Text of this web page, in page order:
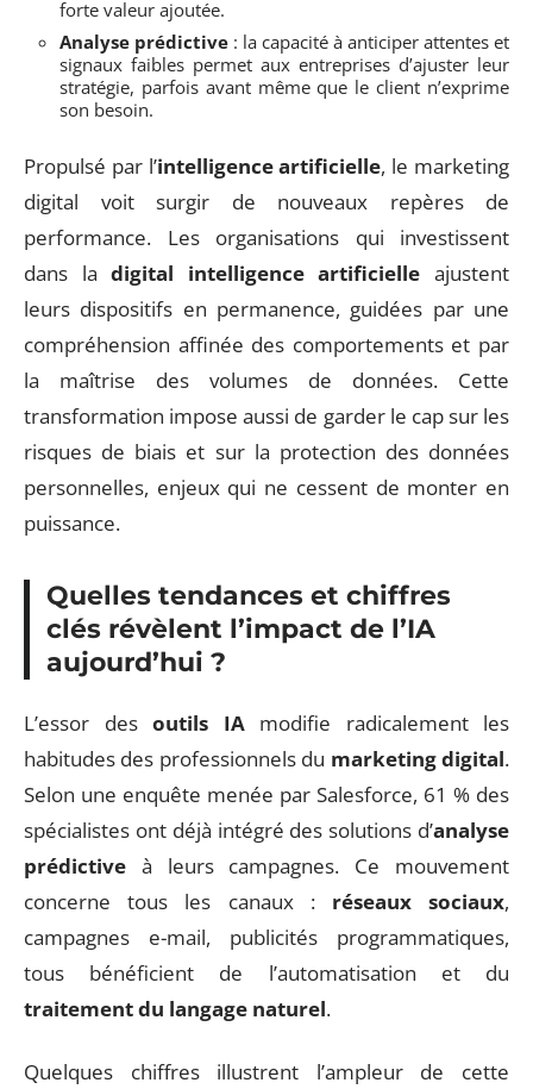
forte valeur ajoutée.
Analyse prédictive : la capacité à anticiper attentes et
signaux faibles permet aux entreprises d’ajuster leur
stratégie, parfois avant même que le client n’exprime
son besoin.
Propulsé par l’intelligence artificielle, le marketing
digital voit surgir de nouveaux repères de
performance. Les organisations qui investissent
dans ladigital intelligence artificielle ajustent
leurs dispositifs en permanence, guidées par une
compréhension affinée des comportements et par
la maîtrise des volumes de données. Cette
transformation impose aussi de garder le cap sur les
risques de biais et sur la protection des données
personnelles, enjeux qui ne cessent de monter en
puissance.
Quelles tendances et chiffres
clés révèlent l’impact de l’IA
aujourd’hui ?
L’essor des outils IAmodifie radicalement les
habitudes des professionnels du marketing digital.
Selon une enquête menée par Salesforce, 61 % des
spécialistes ont déjà intégré des solutions d’analyse
prédictive à leurs campagnes. Ce mouvement
concerne tous les canaux : réseaux sociaux,
campagnes e-mail, publicités programmatiques,
tous bénéficient de l’automatisation et du
traitement du langage naturel.
Quelques chiffres illustrent l’ampleur de cette